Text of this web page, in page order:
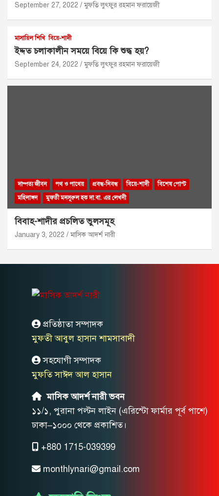
September 27, 2022 মুফতি লুৎফুর রহমান ফরায়েজী
মাসায়িল শিখি বিয়ে-শাদী
ইদ্দত চলাকালীন সময়ে বিয়ে কি শুদ্ধ হয়?
September 24, 2022 মুফতি লুৎফুর রহমান ফরায়েজী
দাম্পত্য জীবন পথ ও পাথেয় প্রবন্ধ-নিবন্ধ বিয়ে-শাদী
বিশেষ পোস্ট
মহিলাঙ্গন
মুফতী মনসূরুল হক দা.বা. এর লেখনী
বিবাহ-শাদীর প্রচলিত ভুলসমূহ
January 3, 2022 মাসিক আদর্শ নারী
প্রতিষ্ঠাতা সম্পাদক
মুফতী আবুল হাসান শামসাবাদী
সহযোগী সম্পাদক
মুফতি সাঈদ আল হাসান
মাসিক আদর্শ নারী ভবন
১১/১, পুরানা পল্টন লাইন (এরিস্টো ফার্মার পূর্ব পাশে)
ঢাকা–১০০০ থেকে প্রকাশিত।
+880 1715-039399
monthlynari@gmail.com